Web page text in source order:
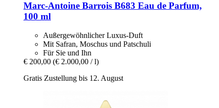
Marc-Antoine Barrois B683 Eau de Parfum,
100 ml
Außergewöhnlicher Luxus-Duft
Mit Safran, Moschus und Patschuli
Für Sie und Ihn
€ 200,00 (€ 2.000,00 / l)
Gratis Zustellung bis 12. August